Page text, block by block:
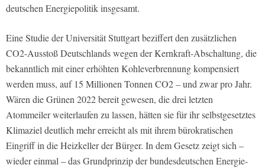
deutschen Energiepolitik insgesamt.
Eine Studie der Universität Stuttgart beziffert den zusätzlichen
CO2-Ausstoß Deutschlands wegen der Kernkraft-Abschaltung, die
bekanntlich mit einer erhöhten Kohleverbrennung kompensiert
werden muss, auf 15 Millionen Tonnen CO2 – und zwar pro Jahr.
Wären die Grünen 2022 bereit gewesen, die drei letzten
Atommeiler weiterlaufen zu lassen, hätten sie für ihr selbstgesetztes
Klimaziel deutlich mehr erreicht als mit ihrem bürokratischen
Eingriff in die Heizkeller der Bürger. In dem Gesetz zeigt sich –
wieder einmal – das Grundprinzip der bundesdeutschen Energie-